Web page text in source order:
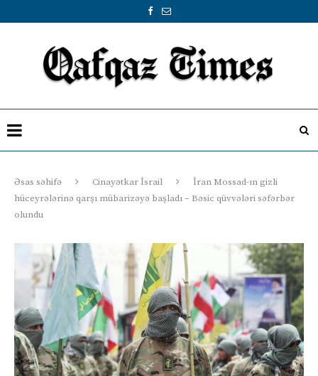
Əsas səhifə Cinayətkar İsrail
İran Mossad-ın gizli
hüceyrələrinə qarşı mübarizəyə başladı – Bəsic qüvvələri səfərbər
olundu